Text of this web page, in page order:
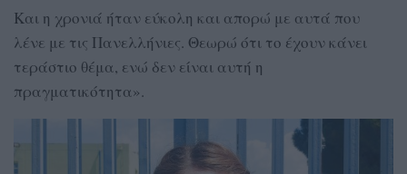
Και η χρονιά ήταν εύκολη και απορώ με αυτά που
λένε με τις Πανελλήνιες. Θεωρώ ότι το έχουν κάνει
τεράστιο θέμα, ενώ δεν είναι αυτή η
πραγματικότητα».